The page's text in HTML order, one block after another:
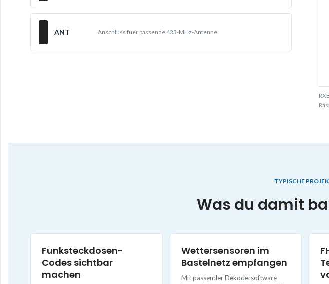
ANT Anschluss fuer passende 433-MHz-Antenne
TYPISCHE
Was du damit
Funksteckdosen-
Codes sichtbar
machen
Wettersensoren im
Bastelnetz empfangen
Mit passender Dekodersoftware